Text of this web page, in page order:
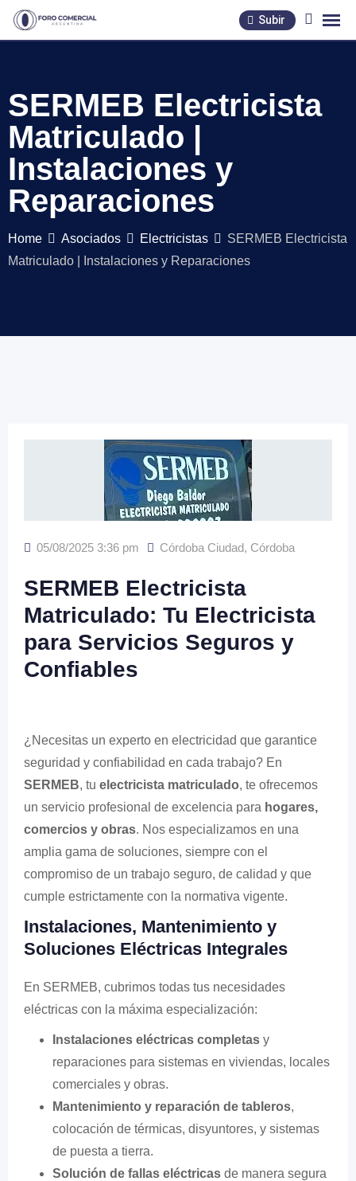
Skip
Subir
SERMEB Electricista
Matriculado |
Instalaciones y
Reparaciones
Home Asociados Electricistas
SERMEB Electricista
Matriculado | Instalaciones y Reparaciones
05/08/2025 3:36 pm Córdoba Ciudad, Córdoba
SERMEB Electricista
Matriculado: Tu Electricista
para Servicios Seguros y
Confiables
¿Necesitas un experto en electricidad que garantice
seguridad y confiabilidad en cada trabajo? En
SERMEB, tu electricista matriculado, te ofrecemos
un servicio profesional de excelencia para hogares,
comercios y obras. Nos especializamos en una
amplia gama de soluciones, siempre con el
compromiso de un trabajo seguro, de calidad y que
cumple estrictamente con la normativa vigente.
Instalaciones, Mantenimiento y
Soluciones Eléctricas Integrales
En SERMEB, cubrimos todas tus necesidades
eléctricas con la máxima especialización:
Instalaciones eléctricas completas y
reparaciones para sistemas en viviendas, locales
comerciales y obras.
Mantenimiento y reparación de tableros,
colocación de térmicas, disyuntores, y sistemas
de puesta a tierra.
Solución de fallas eléctricas de manera segura